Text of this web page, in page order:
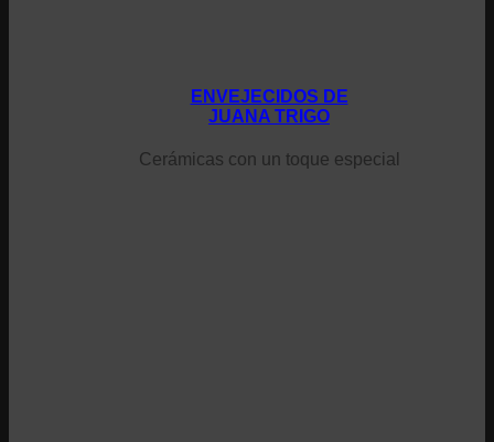
ENVEJECIDOS DE
JUANA TRIGO
Cerámicas con un toque especial